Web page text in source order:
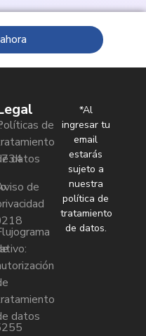
de
datos
de
datos
*Al
ingresar tu
email
estarás
sujeto a
nuestra
política de
tratamiento
de datos.